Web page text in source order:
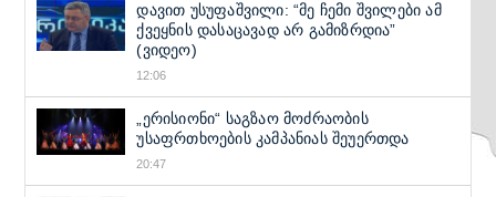
დავით უსუფაშვილი: “მე ჩემი შვილები ამ
ქვეყნის დასაცავად არ გამიზრდია”
(ვიდეო)
12:06
„ერისიონი“ საგზაო მოძრაობის
უსაფრთხოების კამპანიას შეუერთდა
20:47